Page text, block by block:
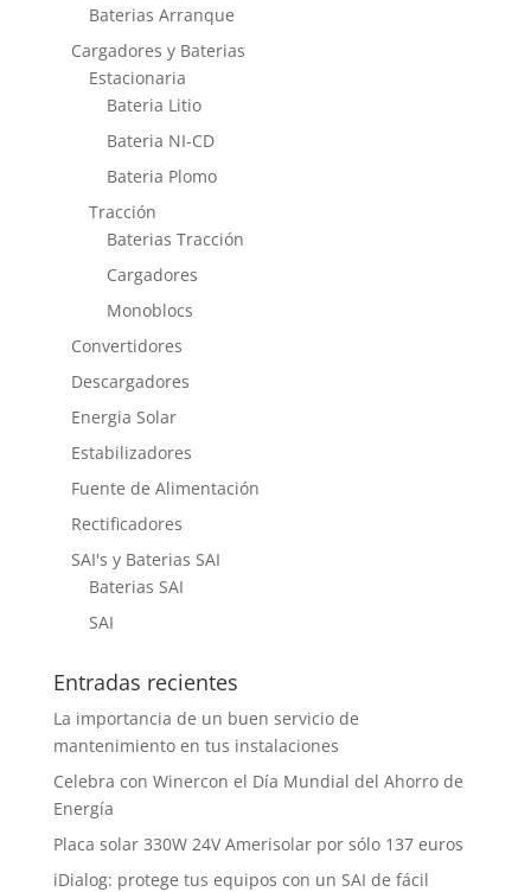
Baterias Arranque
Cargadores y Baterias
Estacionaria
Bateria Litio
Bateria NI-CD
Bateria Plomo
Tracción
Baterias Tracción
Cargadores
Monoblocs
Convertidores
Descargadores
Energia Solar
Estabilizadores
Fuente de Alimentación
Rectificadores
SAI's y Baterias SAI
Baterias SAI
SAI
Entradas recientes
La importancia de un buen servicio de
mantenimiento en tus instalaciones
Celebra con Winercon el Día Mundial del Ahorro de
Energía
Placa solar 330W 24V Amerisolar por sólo 137 euros
iDialog: protege tus equipos con un SAI de fácil